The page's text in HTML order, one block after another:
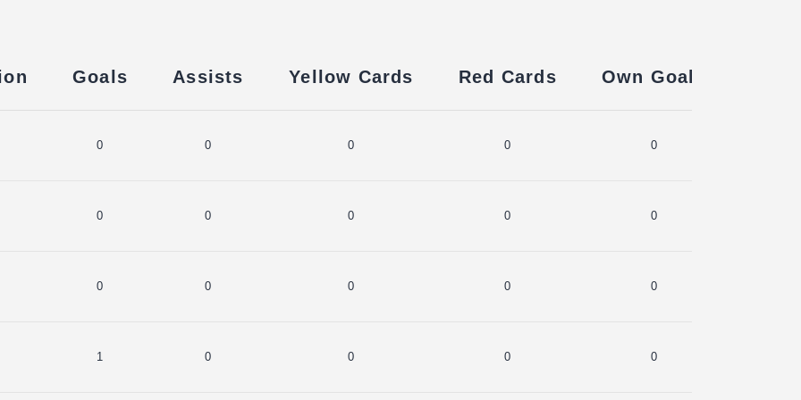
Goals Assists Yellow Cards Red Cards Own Goals
0 0 0 0 0
0 0 0 0 0
0 0 0 0 0
1 0 0 0 0